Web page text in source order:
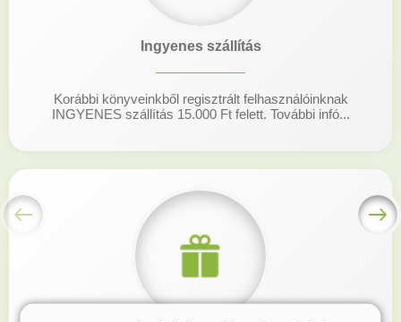
Ingyenes szállítás
Korábbi könyveinkből regisztrált felhasználóinknak
INGYENES szállítás 15.000 Ft felett. További infó...